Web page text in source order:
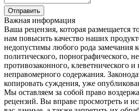
Отправить
Важная информация
Ваша рецензия, которая размещается
нам повысить качество наших
недопустимы любого рода замечания
политического, порнографического,
противозаконного, клеветнического и
неправомерного содержания.
копировать суждения, уже
Мы оставляем за собой право
рецензий. Вы вправе просмотреть и